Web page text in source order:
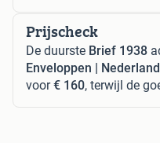
Prijscheck
De duurste Brief 1938
Enveloppen | Nederland
voor€ 160, terwijl de